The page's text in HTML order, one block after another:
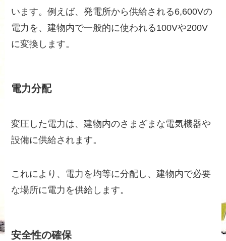
います。例えば、発電所から供給される6,600Vの
電力を、建物内で一般的に使われる100Vや200V
に変換します。
電力分配
変圧した電力は、建物内のさまざまな電気機器や
設備に供給されます。
これにより、電力を均等に分配し、建物内で必要
な場所に電力を供給します。
安全性の確保